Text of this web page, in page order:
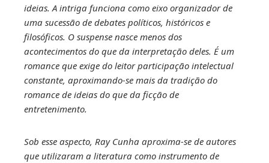
ideias. A intriga funciona como eixo organizador de
uma sucessão de debates políticos, históricos e
filosóficos. O suspense nasce menos dos
acontecimentos do que da interpretação deles. É um
romance que exige do leitor participação intelectual
constante, aproximando-se mais da tradição do
romance de ideias do que da ficção de
entretenimento.
Sob esse aspecto, Ray Cunha aproxima-se de autores
que utilizaram a literatura como instrumento de